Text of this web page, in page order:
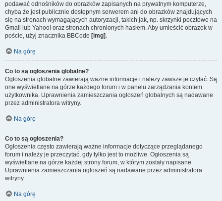
podawać odnośników do obrazków zapisanych na prywatnym komputerze,
chyba że jest publicznie dostępnym serwerem ani do obrazków znajdujących
się na stronach wymagających autoryzacji, takich jak, np. skrzynki pocztowe na
Gmail lub Yahoo! oraz stronach chronionych hasłem. Aby umieścić obrazek w
poście, użyj znacznika BBCode [img] .
Na górę
Co to są ogłoszenia globalne?
Ogłoszenia globalne zawierają ważne informacje i należy zawsze je czytać. Są
one wyświetlane na górze każdego forum i w panelu zarządzania kontem
użytkownika. Uprawnienia zamieszczania ogłoszeń globalnych są nadawane
przez administratora witryny.
Na górę
Co to są ogłoszenia?
Ogłoszenia często zawierają ważne informacje dotyczące przeglądanego
forum i należy je przeczytać, gdy tylko jest to możliwe. Ogłoszenia są
wyświetlane na górze każdej strony forum, w którym zostały napisane.
Uprawnienia zamieszczania ogłoszeń są nadawane przez administratora
witryny.
Na górę